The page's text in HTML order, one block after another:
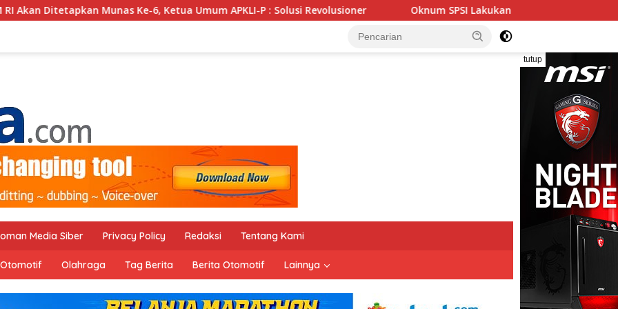
6, Ketua Umum APKLI-P : Solusi Revolusioner Oknum SPSI Lakukan Eksekusi Sepihak, Hak Mantan Karyawan PT
tutup
Media Siber Privacy Policy Redaksi Tentang Kami
Otomotif Olahraga Tag Berita Berita Otomotif Lainnya